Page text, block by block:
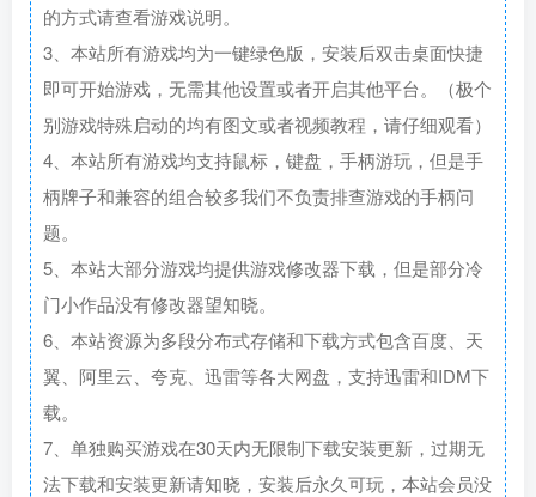
的方式请查看游戏说明。
3、本站所有游戏均为一键绿色版，安装后双击桌面快捷
即可开始游戏，无需其他设置或者开启其他平台。（极个
别游戏特殊启动的均有图文或者视频教程，请仔细观看）
4、本站所有游戏均支持鼠标，键盘，手柄游玩，但是手
柄牌子和兼容的组合较多我们不负责排查游戏的手柄问
题。
5、本站大部分游戏均提供游戏修改器下载，但是部分冷
门小作品没有修改器望知晓。
6、本站资源为多段分布式存储和下载方式包含百度、天
翼、阿里云、夸克、迅雷等各大网盘，支持迅雷和IDM下
载。
7、单独购买游戏在30天内无限制下载安装更新，过期无
法下载和安装更新请知晓，安装后永久可玩，本站会员没